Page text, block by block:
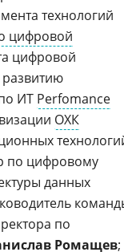
технологий
цифровой
цифровой
развитию
ИТ Perfomance
ОХК
по цифровому
данных
по
Ромащев;